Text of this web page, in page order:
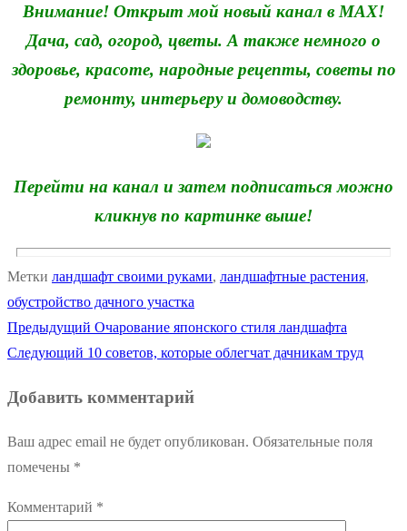
Внимание! Открыт мой новый канал в MAX!
Дача, сад, огород, цветы. А также немного о
здоровье, красоте, народные рецепты, советы по
ремонту, интерьеру и домоводству.
Перейти на канал и затем подписаться можно
кликнув по картинке выше!
Метки ландшафт своими руками, ландшафтные растения,
обустройство дачного участка
Навигация
записям
Предыдущий Предыдущая
запись:
Очарование японского стиля ландшафта
Следующий Следующая
10 советов, которые облегчат дачникам труд
Добавить комментарий
Ваш адрес email не будет опубликован. Обязательные поля
помечены *
Комментарий *